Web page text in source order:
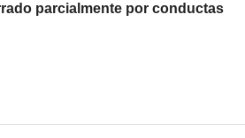
parcialmente por conductas